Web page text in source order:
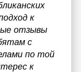
к
отзывы
с
по той
к